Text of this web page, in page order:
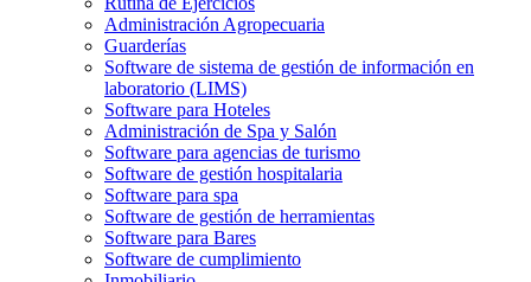
Administración Agropecuaria
Guarderías
Software de sistema de gestión de información en
laboratorio (LIMS)
Software para Hoteles
Administración de Spa y Salón
Software para agencias de turismo
Software de gestión hospitalaria
Software para spa
Software de gestión de herramientas
Software para Bares
Software de cumplimiento